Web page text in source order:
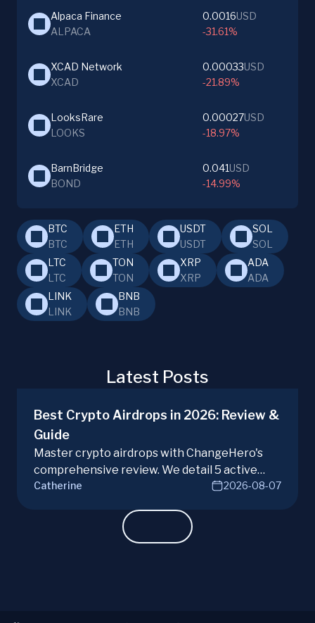
Alpaca Finance
ALPACA
0.0016USD
-31.61%
XCAD Network
XCAD
0.00033USD
-21.89%
LooksRare
LOOKS
0.00027USD
-18.97%
BarnBridge
BOND
0.041USD
-14.99%
BTC
BTC
ETH
ETH
USDT
USDT
SOL
SOL
LTC
LTC
TON
TON
XRP
XRP
ADA
ADA
LINK
LINK
BNB
BNB
Latest Posts
Best Crypto Airdrops in 2026: Review &
Guide
Master crypto airdrops with ChangeHero's
comprehensive review. We detail 5 active
campaigns, risks, benefits, and a vital checklist
Catherine 2026-08-07